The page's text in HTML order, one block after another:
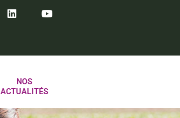
NOS
ACTUALITÉS